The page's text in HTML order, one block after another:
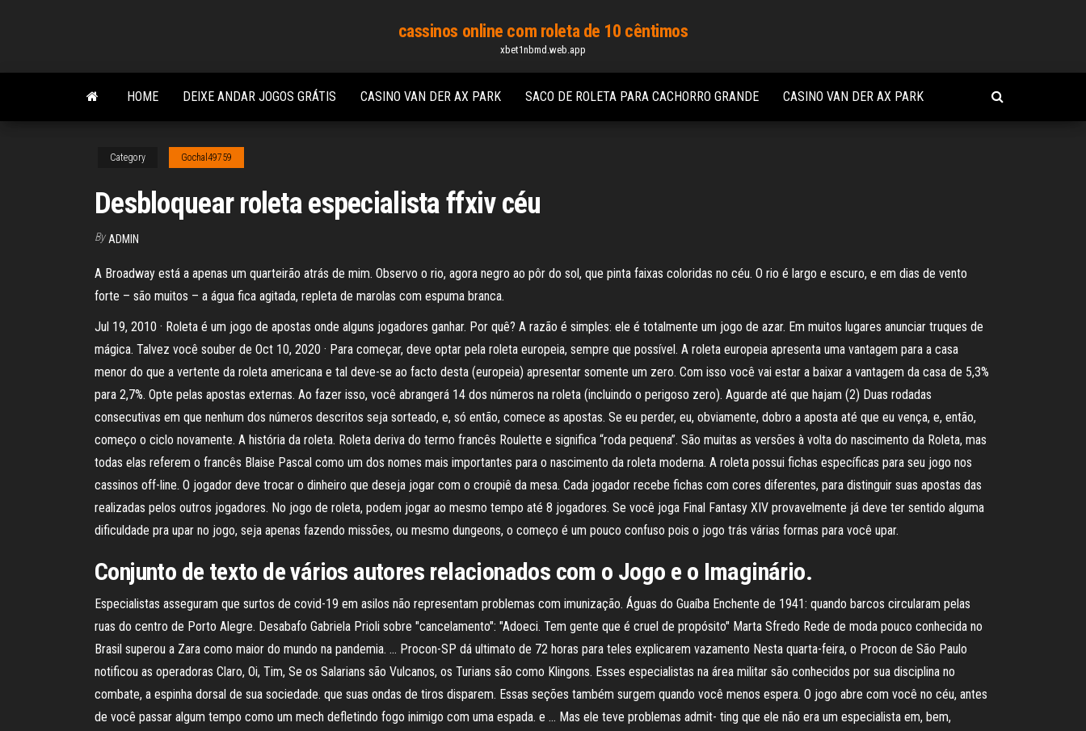
content
cassinos online com roleta de 10 cêntimos
xbet1nbmd.web.app
HOME DEIXE ANDAR JOGOS GRÁTIS CASINO VAN DER AX PARK SACO DE ROLETA PARA CACHORRO GRANDE CASINO VAN DER AX PARK
Category Gochal49759
Desbloquear roleta especialista ffxiv céu
By ADMIN
A Broadway está a apenas um quarteirão atrás de mim. Observo o rio, agora negro ao pôr do sol, que pinta faixas coloridas no céu. O rio é largo e escuro, e em dias de vento
forte – são muitos – a água fica agitada, repleta de marolas com espuma branca.
Jul 19, 2010 · Roleta é um jogo de apostas onde alguns jogadores ganhar. Por quê? A razão é simples: ele é totalmente um jogo de azar. Em muitos lugares anunciar truques de
mágica. Talvez você souber de Oct 10, 2020 · Para começar, deve optar pela roleta europeia, sempre que possível. A roleta europeia apresenta uma vantagem para a casa
menor do que a vertente da roleta americana e tal deve-se ao facto desta (europeia) apresentar somente um zero. Com isso você vai estar a baixar a vantagem da casa de 5,3%
para 2,7%. Opte pelas apostas externas. Ao fazer isso, você abrangerá 14 dos números na roleta (incluindo o perigoso zero). Aguarde até que hajam (2) Duas rodadas
consecutivas em que nenhum dos números descritos seja sorteado, e, só então, comece as apostas. Se eu perder, eu, obviamente, dobro a aposta até que eu vença, e, então,
começo o ciclo novamente. A história da roleta. Roleta deriva do termo francês Roulette e significa “roda pequena”. São muitas as versões à volta do nascimento da Roleta, mas
todas elas referem o francês Blaise Pascal como um dos nomes mais importantes para o nascimento da roleta moderna. A roleta possui fichas específicas para seu jogo nos
cassinos off-line. O jogador deve trocar o dinheiro que deseja jogar com o croupiê da mesa. Cada jogador recebe fichas com cores diferentes, para distinguir suas apostas das
realizadas pelos outros jogadores. No jogo de roleta, podem jogar ao mesmo tempo até 8 jogadores. Se você joga Final Fantasy XIV provavelmente já deve ter sentido alguma
dificuldade pra upar no jogo, seja apenas fazendo missões, ou mesmo dungeons, o começo é um pouco confuso pois o jogo trás várias formas para você upar.
Conjunto de texto de vários autores relacionados com o Jogo e o Imaginário.
Especialistas asseguram que surtos de covid-19 em asilos não representam problemas com imunização. Águas do Guaíba Enchente de 1941: quando barcos circularam pelas
ruas do centro de Porto Alegre. Desabafo Gabriela Prioli sobre "cancelamento": "Adoeci. Tem gente que é cruel de propósito" Marta Sfredo Rede de moda pouco conhecida no
Brasil superou a Zara como maior do mundo na pandemia. … Procon-SP dá ultimato de 72 horas para teles explicarem vazamento Nesta quarta-feira, o Procon de São Paulo
notificou as operadoras Claro, Oi, Tim, Se os Salarians são Vulcanos, os Turians são como Klingons. Esses especialistas na área militar são conhecidos por sua disciplina no
combate, a espinha dorsal de sua sociedade. que suas ondas de tiros disparem. Essas seções também surgem quando você menos espera. O jogo abre com você no céu, antes
de você passar algum tempo como um mech defletindo fogo inimigo com uma espada. e … Mas ele teve problemas admit- ting que ele não era um especialista em, bem,